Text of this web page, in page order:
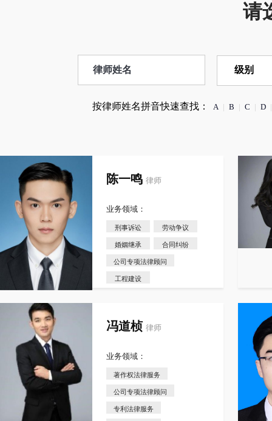
请
按律师姓名拼音快速查找： A | B | C | D |
陈一鸣 律师
业务领域：
刑事诉讼 劳动争议
婚姻继承 合同纠纷
公司专项法律顾问
工程建设
冯道桢 律师
业务领域：
著作权法律服务
公司专项法律顾问
专利法律服务